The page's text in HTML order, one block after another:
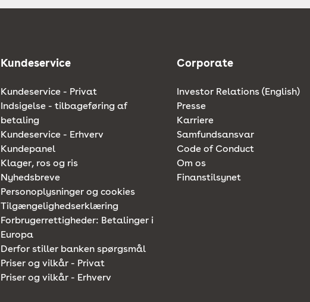
Kundeservice
Kundeservice - Privat
Indsigelse - tilbageføring af
betaling
Kundeservice - Erhverv
Kundepanel
Klager, ros og ris
Nyhedsbreve
Personoplysninger og cookies
Tilgængelighedserklæring
Forbrugerrettigheder: Betalinger i
Europa
Derfor stiller banken spørgsmål
Priser og vilkår - Privat
Priser og vilkår - Erhverv
Corporate
Investor Relations (English)
Presse
Karriere
Samfundsansvar
Code of Conduct
Om os
Finanstilsynet